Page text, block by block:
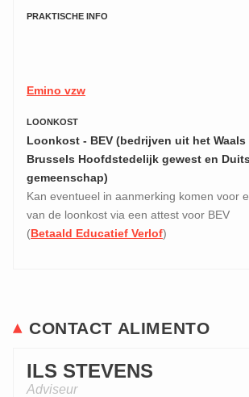
PRAKTISCHE INFO
Emino vzw
LOONKOST
Loonkost - BEV (bedrijven uit het
Brussels Hoofdstedelijk gewest en
gemeenschap)
Kan eventueel in aanmerking komen voor
van de loonkost via een attest voor BEV
(Betaald Educatief Verlof)
CONTACT ALIMENTO
ILS STEVENS
Adviseur